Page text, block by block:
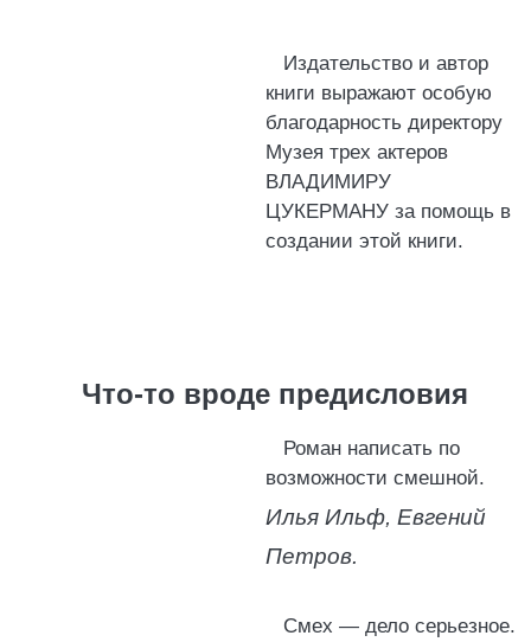
Издательство и автор
книги выражают особую
благодарность директору
Музея трех актеров
ВЛАДИМИРУ
ЦУКЕРМАНУ за помощь в
создании этой книги.
Что-то вроде предисловия
Роман написать по
возможности смешной.
Илья Ильф, Евгений
Петров.
Смех — дело серьезное.